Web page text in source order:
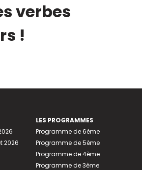
verbes
!
2026
LES PROGRAMMES
Programme de 6ème
Programme de 5ème
Programme de 4ème
Programme de 3ème